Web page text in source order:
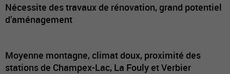
Nécessite des travaux de rénovation, grand potentiel
d’aménagement
Moyenne montagne, climat doux, proximité des
stations de Champex-Lac, La Fouly et Verbier